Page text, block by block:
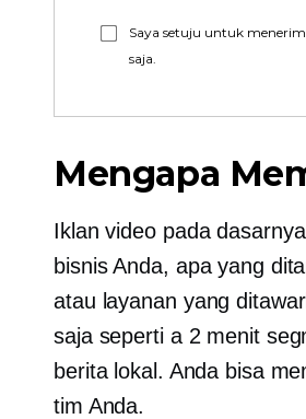
Saya setuju untuk
saja.
Mengapa
Iklan video pada
bisnis Anda, apa yang
atau layanan yang
saja seperti a 2 menit
berita lokal. Anda bisa
tim Anda.